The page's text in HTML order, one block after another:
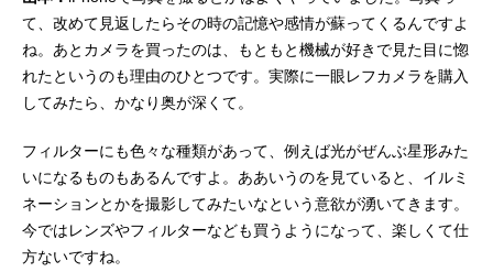
て、改めて見返したらその時の記憶や感情が蘇ってくるんですよ
ね。あとカメラを買ったのは、もともと機械が好きで見た目に惚
れたというのも理由のひとつです。実際に一眼レフカメラを購入
してみたら、かなり奥が深くて。
フィルターにも色々な種類があって、例えば光がぜんぶ星形みた
いになるものもあるんですよ。ああいうのを見ていると、イルミ
ネーションとかを撮影してみたいなという意欲が湧いてきます。
今ではレンズやフィルターなども買うようになって、楽しくて仕
方ないですね。